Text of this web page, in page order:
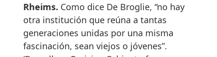
Rheims. Como dice De Broglie, “no hay
otra institución que reúna a tantas
generaciones unidas por una misma
fascinación, sean viejos o jóvenes”.